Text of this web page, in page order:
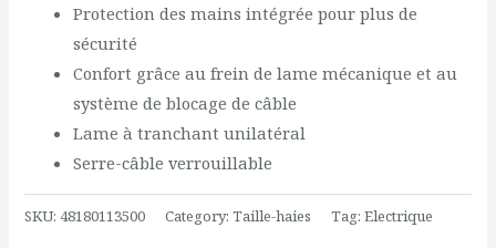
Protection des mains intégrée pour plus de
sécurité
Confort grâce au frein de lame mécanique et au
système de blocage de câble
Lame à tranchant unilatéral
Serre-câble verrouillable
SKU:48180113500 Category:Taille-haies Tag:Electrique